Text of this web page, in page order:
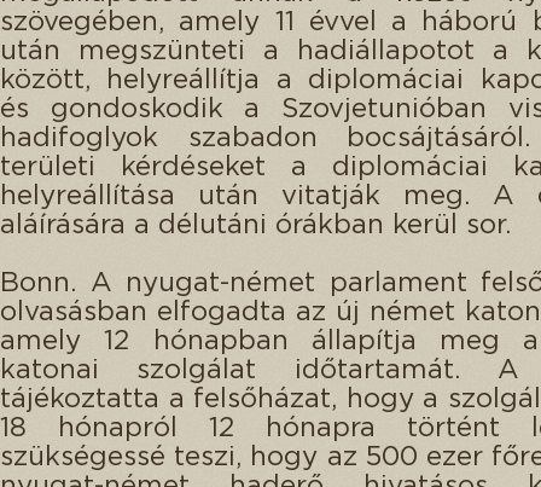
szövegében, amely 11 évvel a háború
után megszünteti a hadiállapotot a
között, helyreállítja a diplomáciai
és gondoskodik a Szovjetunióban
hadifoglyok szabadon
területi kérdéseket a diplomáciai
helyreállítása után vitatják meg. A
aláírására a délutáni órákban kerül sor.
Bonn. A nyugat-német parlament
olvasásban elfogadta az új német
amely 12 hónapban állapítja meg
katonai szolgálat időtartamát. A
tájékoztatta a felsőházat, hogy a
18 hónapról 12 hónapra történt
szükségessé teszi, hogy az 500 ezer